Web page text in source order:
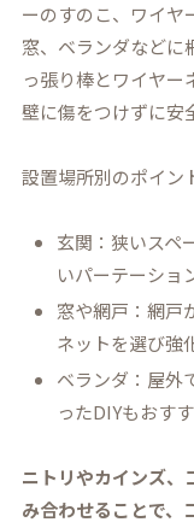
ーのすのこ、ワイヤ
窓、ベランダなどに
っ張り棒とワイヤー
壁に傷をつけずに安
設置場所別のポイン
玄関：狭いスペ
いパーテーショ
窓や網戸：網戸
ネットを選び強
ベランダ：屋外
ったDIYもおす
ニトリやカインズ、
み合わせることで、